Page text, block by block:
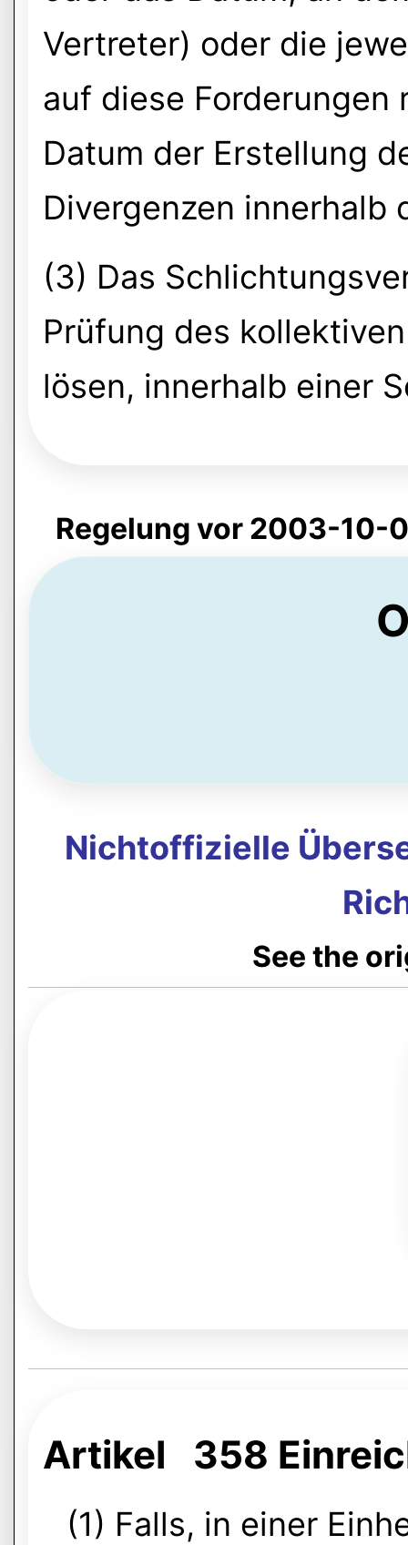
Vertreter) oder die
auf diese Forderungen
Datum der Erstellung
Divergenzen innerhalb
(3) Das
Prüfung des
lösen, innerhalb einer
Regelung vor 2003-10-
Nichtoffizielle
See the
Artikel 358
(1) Falls, in einer